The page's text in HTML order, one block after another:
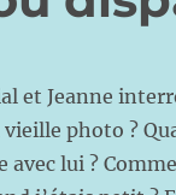
et Jeanne
vieille photo ?
avec lui ?